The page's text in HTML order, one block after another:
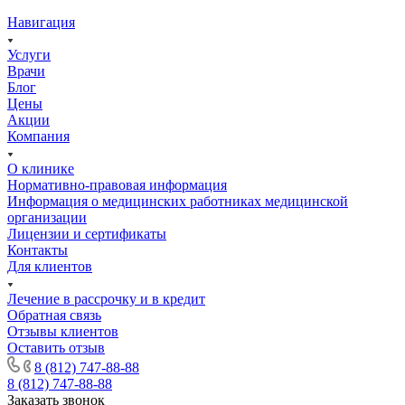
Навигация
Услуги
Врачи
Блог
Цены
Акции
Компания
О клинике
Нормативно-правовая информация
Информация о медицинских работниках медицинской
организации
Лицензии и сертификаты
Контакты
Для клиентов
Лечение в рассрочку и в кредит
Обратная связь
Отзывы клиентов
Оставить отзыв
8 (812) 747-88-88
8 (812) 747-88-88
Заказать звонок